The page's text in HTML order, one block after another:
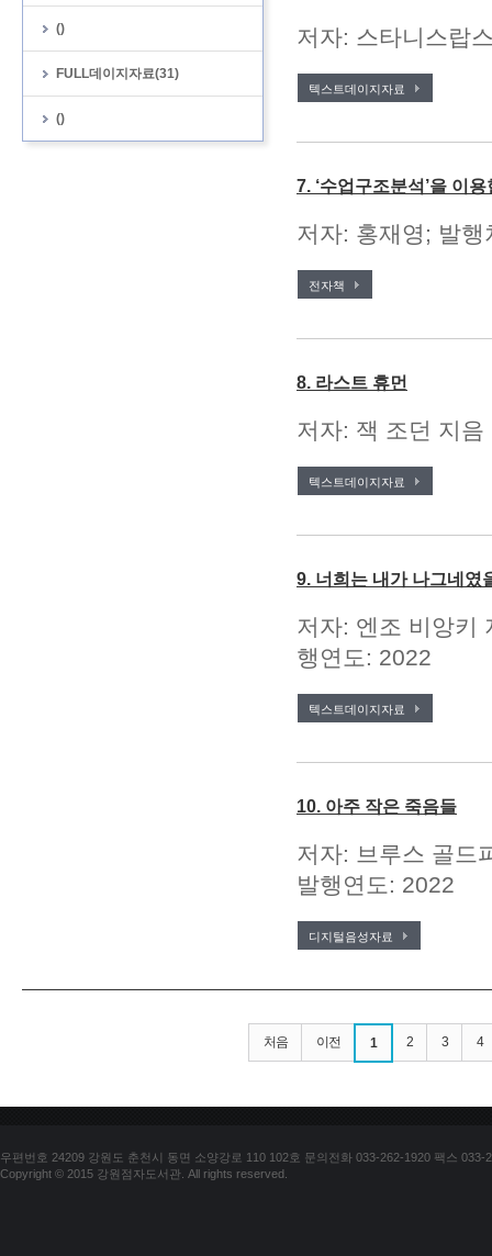
()
FULL데이지자료(31)
()
저자: 스타니스랍
텍스트데이지자료
7. ‘수업구조분석’을 이
저자: 홍재영; 발
전자책
8. 라스트 휴먼
저자: 잭 조던 지
텍스트데이지자료
9. 너희는 내가 나그네였
저자: 엔조 비앙키
행연도: 2022
텍스트데이지자료
10. 아주 작은 죽음들
저자: 브루스 골드
발행연도: 2022
디지털음성자료
처음 이전 1 2 3 4
우편번호 24209 강원도 춘천시 동면 소양강로 110 102호 문의전화 033-262-1920 팩스 033-
Copyright © 2015 강원점자도서관. All rights reserved.